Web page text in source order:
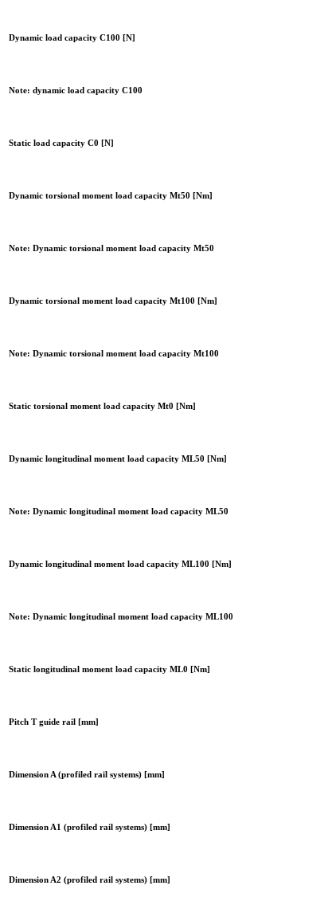
Dynamic load capacity C100 [N]
Note: dynamic load capacity C100
Static load capacity C0 [N]
Dynamic torsional moment load capacity Mt50 [Nm]
Note: Dynamic torsional moment load capacity Mt50
Dynamic torsional moment load capacity Mt100 [Nm]
Note: Dynamic torsional moment load capacity Mt100
Static torsional moment load capacity Mt0 [Nm]
Dynamic longitudinal moment load capacity ML50 [Nm]
Note: Dynamic longitudinal moment load capacity ML50
Dynamic longitudinal moment load capacity ML100 [Nm]
Note: Dynamic longitudinal moment load capacity ML100
Static longitudinal moment load capacity ML0 [Nm]
Pitch T guide rail [mm]
Dimension A (profiled rail systems) [mm]
Dimension A1 (profiled rail systems) [mm]
Dimension A2 (profiled rail systems) [mm]